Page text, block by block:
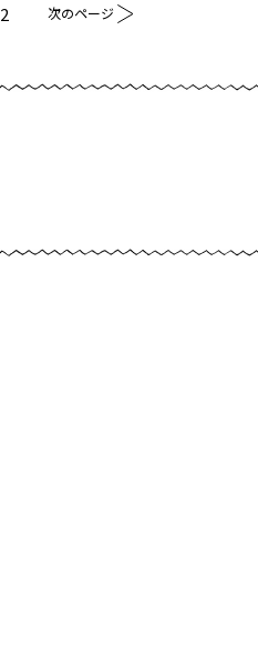
2 次のページ